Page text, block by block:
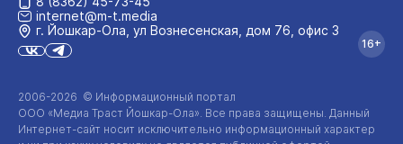
2006-2026 © Информационный портал
ООО «Медиа Траст Йошкар-Ола». Все права защищены. Данный
Интернет-сайт носит исключительно информационный характер
internet@m-t.media
г. Йошкар‑Ола, ул Вознесенская, дом 76, офис 3
16+